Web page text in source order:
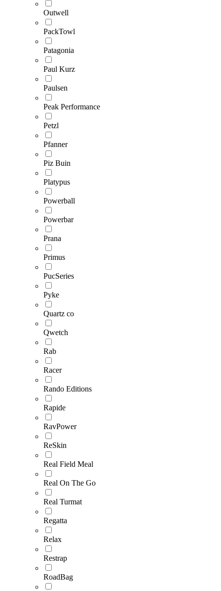
Outwell
PackTowl
Patagonia
Paul Kurz
Paulsen
Peak Performance
Petzl
Pfanner
Piz Buin
Platypus
Powerball
Powerbar
Prana
Primus
PucSeries
Pyke
Quartz co
Qwetch
Rab
Racer
Rando Editions
Rapide
RavPower
ReSkin
Real Field Meal
Real On The Go
Real Turmat
Regatta
Relax
Restrap
RoadBag